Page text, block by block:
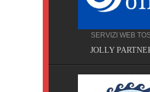
SERVIZI WEB
JOLLY